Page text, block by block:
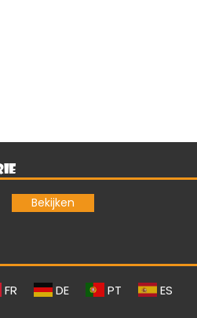
FR DE PT ES